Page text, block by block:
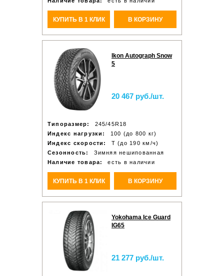
КУПИТЬ В 1 КЛИК В КОРЗИНУ
Ikon Autograph Snow
5
20 467 руб./шт.
Типоразмер:
245/45R18
Индекс нагрузки:
100 (до 800 кг)
Индекс скорости:
T (до 190 км/ч)
Сезонность:
Зимняя нешипованная
Наличие товара:
есть в наличии
КУПИТЬ В 1 КЛИК В КОРЗИНУ
Yokohama Ice Guard
IG65
21 277 руб./шт.